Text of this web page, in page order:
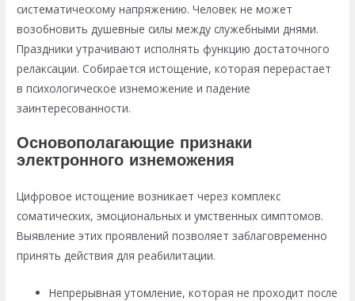
систематическому напряжению. Человек не может
возобновить душевные силы между служебными днями.
Праздники утрачивают исполнять функцию достаточного
релаксации. Собирается истощение, которая перерастает
в психологическое изнеможение и падение
заинтересованности.
Основополагающие признаки
электронного изнеможения
Цифровое истощение возникает через комплекс
соматических, эмоциональных и умственных симптомов.
Выявление этих проявлений позволяет заблаговременно
принять действия для реабилитации.
Непрерывная утомление, которая не проходит после